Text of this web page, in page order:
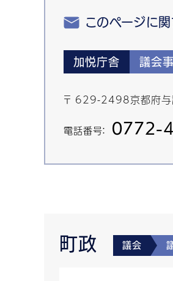
このページに
加悦庁舎 議会
〒 629-2498京都府
電話番号： 0772-
町政 議会